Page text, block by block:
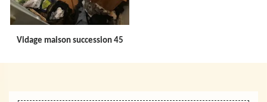
Vidage maison succession 45